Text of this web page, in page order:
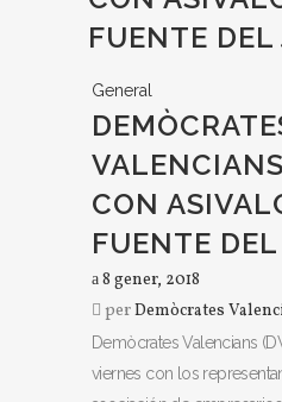
FUENTE DEL
General
CON
FUENTE
8 gener, 2018
perDemòcrates
Demòcrates Valencians
viernes con los